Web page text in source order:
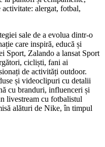
alergat, fotbal,
sale de a evolua dintr-o
care inspiră, educă și
Sport, Zalando a lansat Sport
cicliști, fani ai
de activități outdoor.
și videoclipuri cu detalii
cu branduri, influenceri și
livestream cu fotbalistul
alături de Nike, în timpul